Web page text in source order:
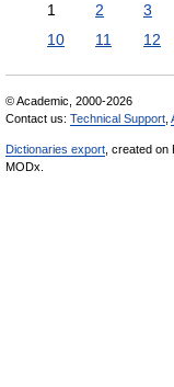
1 2 3
10
11 12
© Academic, 2000-2026
Contact us: Technical Support
Dictionaries export , created on
MODx.